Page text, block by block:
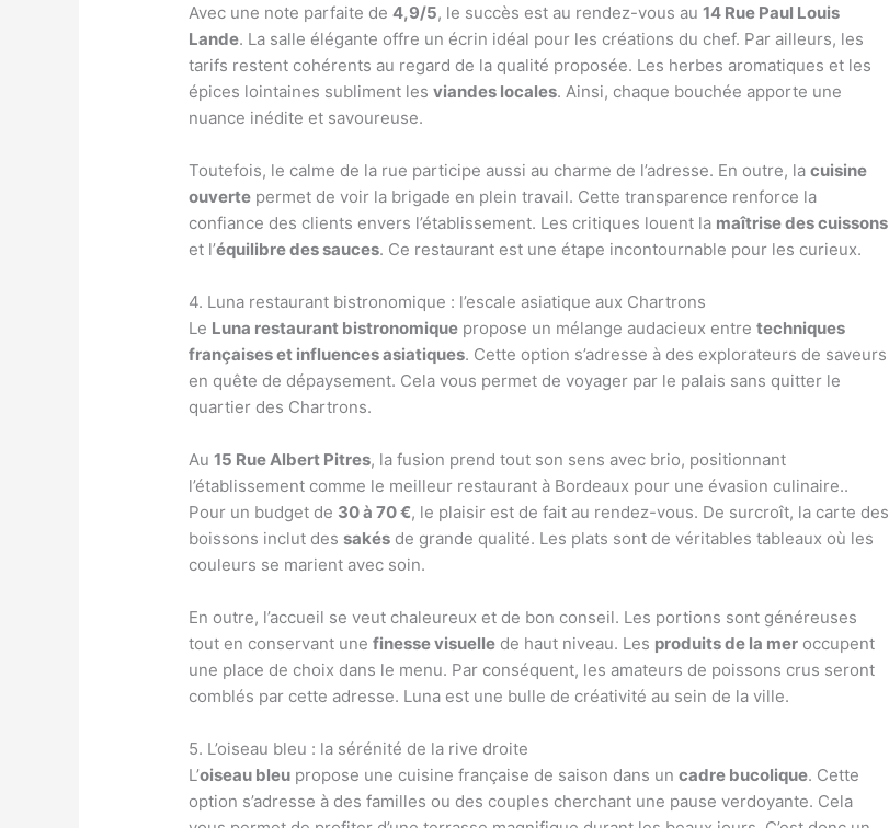
Avec une note parfaite de4,9/5, le succès est au rendez-vous au14 Rue Paul Louis
Lande. La salle élégante offre un écrin idéal pour les créations du chef. Par ailleurs, les
tarifs restent cohérents au regard de la qualité proposée. Les herbes aromatiques et les
épices lointaines subliment lesviandes locales. Ainsi, chaque bouchée apporte une
nuance inédite et savoureuse.
Toutefois, le calme de la rue participe aussi au charme de l’adresse. En outre, lacuisine
ouverte permet de voir la brigade en plein travail. Cette transparence renforce la
confiance des clients envers l’établissement. Les critiques louent la maîtrise des cuissons
et l’équilibre des sauces. Ce restaurant est une étape incontournable pour les curieux.
4. Luna restaurant bistronomique : l’escale asiatique aux Chartrons
Le Luna restaurant bistronomique propose un mélange audacieux entretechniques
françaises et influences asiatiques. Cette option s’adresse à des explorateurs de saveurs
en quête de dépaysement. Cela vous permet de voyager par le palais sans quitter le
quartier des Chartrons.
Au15 Rue Albert Pitres, la fusion prend tout son sens avec brio, positionnant
l’établissement comme le meilleur restaurant à Bordeaux pour une évasion culinaire..
Pour un budget de 30 à 70 €, le plaisir est de fait au rendez-vous. De surcroît, la carte des
boissons inclut dessakés de grande qualité. Les plats sont de véritables tableaux où les
couleurs se marient avec soin.
En outre, l’accueil se veut chaleureux et de bon conseil. Les portions sont généreuses
tout en conservant unefinesse visuelle de haut niveau. Les produits de la mer occupent
une place de choix dans le menu. Par conséquent, les amateurs de poissons crus seront
comblés par cette adresse. Luna est une bulle de créativité au sein de la ville.
5. L’oiseau bleu : la sérénité de la rive droite
L’oiseau bleu propose une cuisine française de saison dans uncadre bucolique. Cette
option s’adresse à des familles ou des couples cherchant une pause verdoyante. Cela